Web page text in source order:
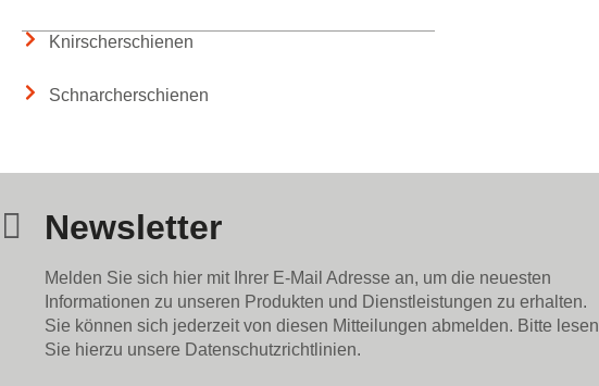
Knirscherschienen
Schnarcherschienen
Newsletter
Melden Sie sich hier mit Ihrer E-Mail Adresse an, um die neuesten
Informationen zu unseren Produkten und Dienstleistungen zu erhalten.
Sie können sich jederzeit von diesen Mitteilungen abmelden. Bitte lesen
Sie hierzu unsere Datenschutzrichtlinien.